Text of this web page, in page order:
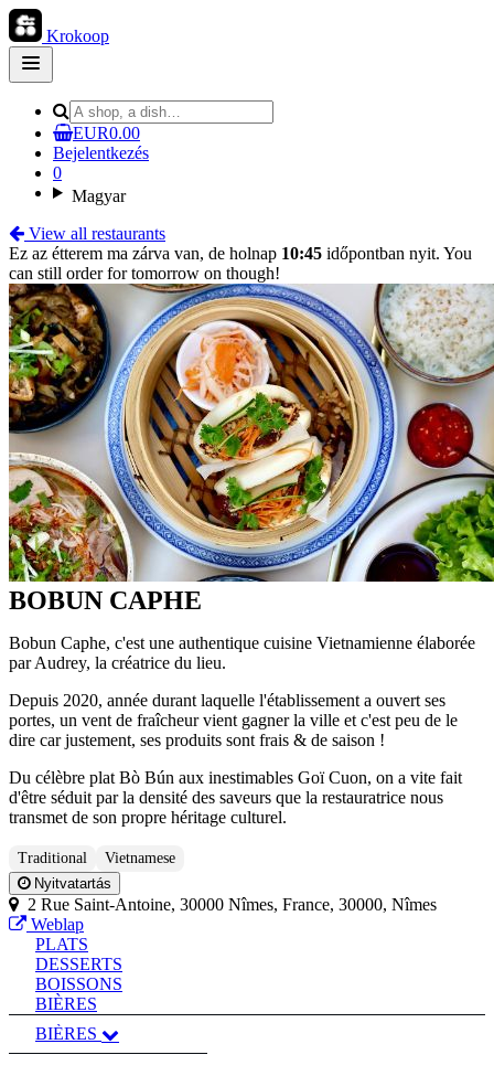
Krokoop
Open
main
EUR0.00
Bejelentkezés
0
Magyar
View all restaurants
Ez az étterem ma zárva van, de holnap 10:45 időpontban nyit. You
can still order for tomorrow on though!
BOBUN CAPHE
Bobun Caphe, c'est une authentique cuisine Vietnamienne élaborée
par Audrey, la créatrice du lieu.
Depuis 2020, année durant laquelle l'établissement a ouvert ses
portes, un vent de fraîcheur vient gagner la ville et c'est peu de le
dire car justement, ses produits sont frais & de saison !
Du célèbre plat Bò Bún aux inestimables Goï Cuon, on a vite fait
d'être séduit par la densité des saveurs que la restauratrice nous
transmet de son propre héritage culturel.
Traditional
Vietnamese
Nyitvatartás
2 Rue Saint-Antoine, 30000 Nîmes, France, 30000, Nîmes
Weblap
PLATS
DESSERTS
BOISSONS
BIÈRES
BIÈRES